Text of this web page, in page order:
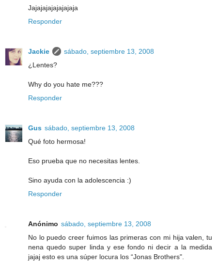
Jajajajajajajajaja
Responder
Jackie
sábado, septiembre 13, 2008
¿Lentes?
Why do you hate me???
Responder
Gus sábado, septiembre 13, 2008
Qué foto hermosa!
Eso prueba que no necesitas lentes.
Sino ayuda con la adolescencia :)
Responder
Anónimo sábado, septiembre 13, 2008
No lo puedo creer fuimos las primeras con mi hija valen, tu
nena quedo super linda y ese fondo ni decir a la medida
jajaj esto es una súper locura los “Jonas Brothers".